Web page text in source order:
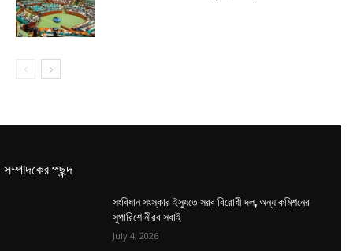
সম্পাদকের পছন্দ
সংবিধান সংস্কার ইস্যুতে সরব বিরোধী দল, অন্য কমিশনের
সুপারিশে নীরব সবাই
July 4, 2026